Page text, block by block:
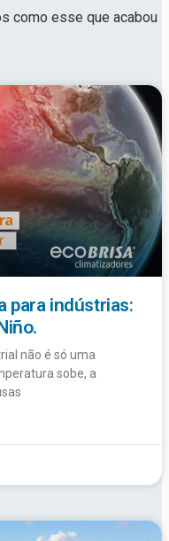
como esse que acabou
para indústrias:
não é só uma
sobe, a